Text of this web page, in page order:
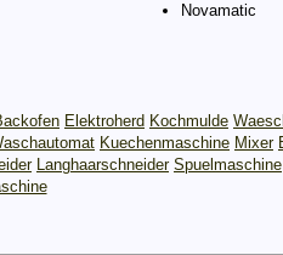
Novamatic
Elektroherd Kochmulde
Kuechenmaschine Mixer
Langhaarschneider Spuelmaschine